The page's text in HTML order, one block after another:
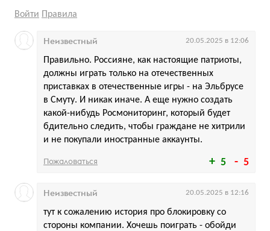
Войти Правила
5 5
Правильно. Россияне, как настоящие патриоты,
должны играть только на отечественных
приставках в отечественные игры - на Эльбрусе
в Смуту. И никак иначе. А еще нужно создать
какой-нибудь Росмониторинг, который будет
бдительно следить, чтобы граждане не хитрили
и не покупали иностранные аккаунты.
Неизвестный 20.05.2025 в 12:06
Пожаловаться
тут к сожалению история про блокировку со
стороны компании. Хочешь поиграть - обойди
Неизвестный 20.05.2025 в 12:16